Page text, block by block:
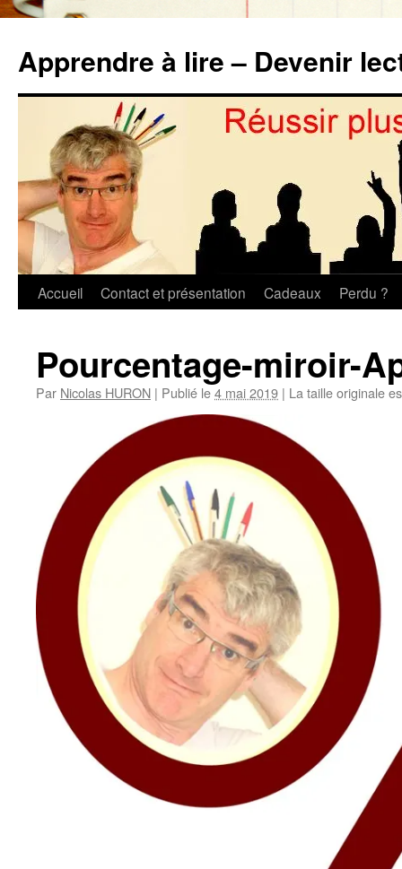
contenu
Apprendre à lire – Devenir
Accueil Contact et présentation Cadeaux Perdu ?
Pourcentage-miroir-
Par Nicolas HURON | Publié le4 mai 2019 | La taille originale